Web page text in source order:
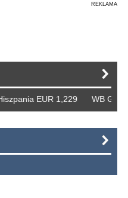
REKLAMA
EUR 1,229 WB GBP